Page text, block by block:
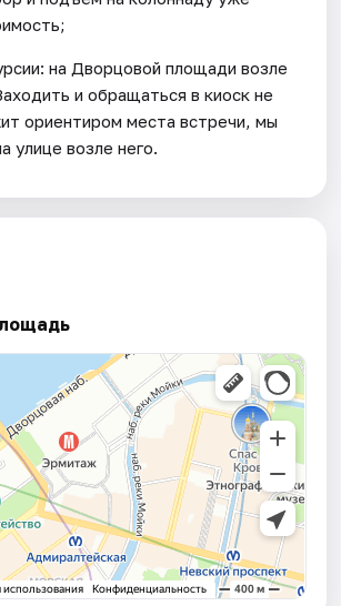
на Дворцовой площади возле
и обращаться в киоск не
ориентиром места встречи, мы
улице возле него.